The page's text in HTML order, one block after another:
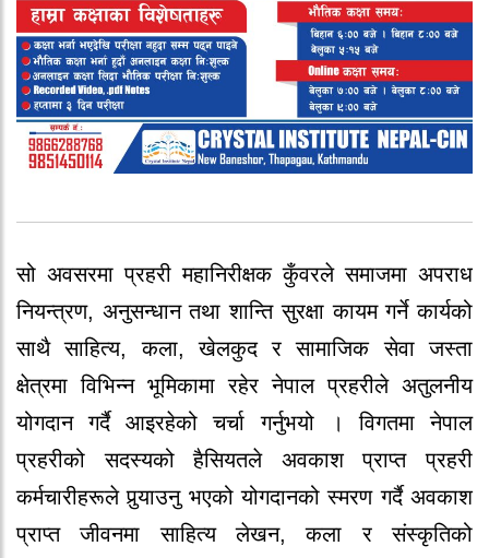
सो अवसरमा प्रहरी महानिरीक्षक कुँवरले समाजमा अपराध
नियन्त्रण, अनुसन्धान तथा शान्ति सुरक्षा कायम गर्ने कार्यको
साथै साहित्य, कला, खेलकुद र सामाजिक सेवा जस्ता
क्षेत्रमा विभिन्न भूमिकामा रहेर नेपाल प्रहरीले अतुलनीय
योगदान गर्दै आइरहेको चर्चा गर्नुभयो । विगतमा नेपाल
प्रहरीको सदस्यको हैसियतले अवकाश प्राप्त प्रहरी
कर्मचारीहरूले पुर्‍याउनु भएको योगदानको स्मरण गर्दै अवकाश
प्राप्त जीवनमा साहित्य लेखन, कला र संस्कृतिको